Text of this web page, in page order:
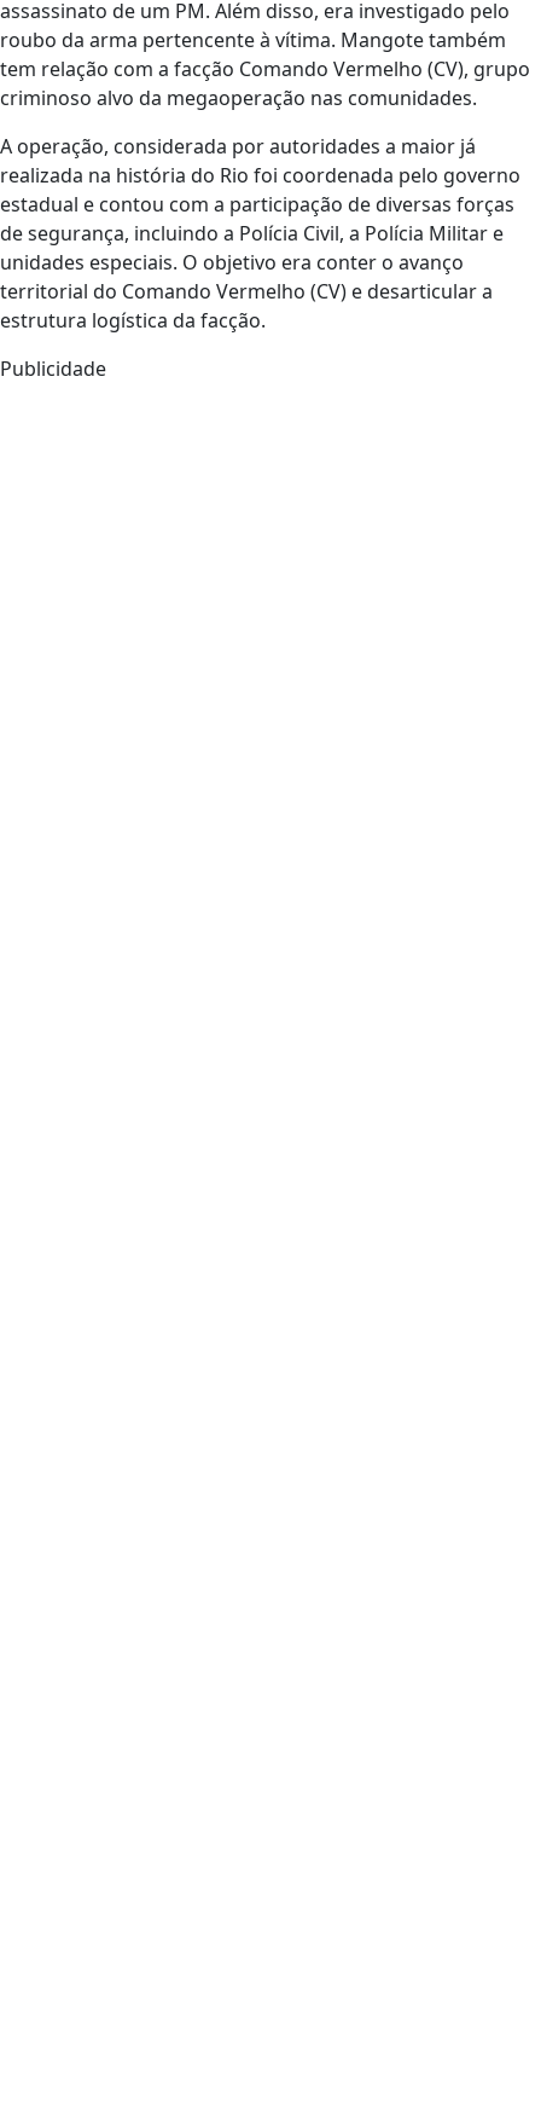
assassinato de um PM. Além disso, era investigado pelo
roubo da arma pertencente à vítima. Mangote também
tem relação com a facção Comando Vermelho (CV), grupo
criminoso alvo da megaoperação nas comunidades.
A operação, considerada por autoridades a maior já
realizada na história do Rio foi coordenada pelo governo
estadual e contou com a participação de diversas forças
de segurança, incluindo a Polícia Civil, a Polícia Militar e
unidades especiais. O objetivo era conter o avanço
territorial do Comando Vermelho (CV) e desarticular a
estrutura logística da facção.
Publicidade